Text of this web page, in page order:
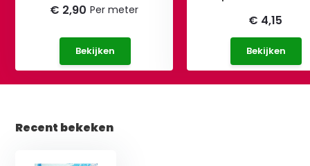
€ 2,90 Per meter
Bekijken
€ 4,15
Bekijken
Recent bekeken